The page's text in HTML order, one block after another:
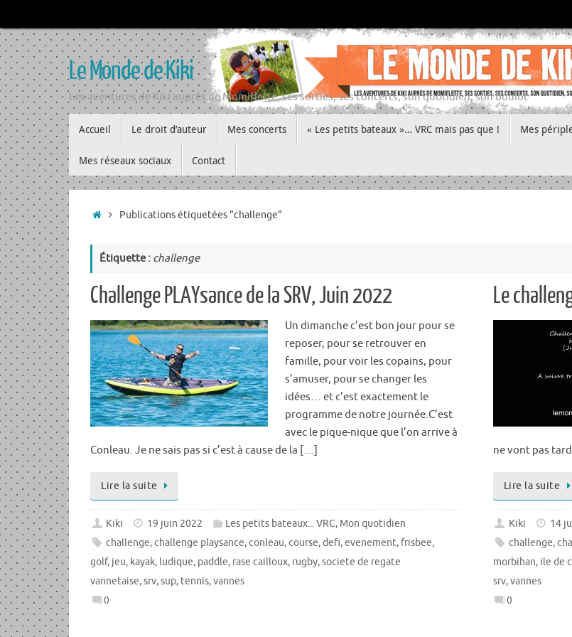
au
contenu
Le Monde de Kiki
Les aventures de Kiki auprès de Momiflette, ses sorties, ses concerts, son quotidien, son boulot
au
contenu
Accueil Le droit d’auteur Mes concerts « Les petits bateaux »… VRC mais pas que ! Mes
Mes réseaux sociaux Contact
Accueil
Publications étiquetées "challenge"
Étiquette : challenge
Challenge PLAYsance de la SRV, Juin 2022
Un dimanche c’est bon jour pour se
reposer, pour se retrouver en
famille, pour voir les copains, pour
s’amuser, pour se changer les
idées… et c’est exactement le
programme de notre journée.C’est
avec le pique-nique que l’on arrive à
Conleau. Je ne sais pas si c’est à cause de la […]
Lire la suite
Kiki 19 juin 2022 Les petits bateaux... VRC, Mon quotidien
challenge,challenge playsance,conleau,course,defi,evenement, frisbee,
golf, jeu, kayak, ludique, paddle, rase cailloux, rugby,societe de regate
vannetaise,srv,sup, tennis,vannes
0
Le
ne vont pas
Lire la suite
Kiki 14
challenge,
morbihan, ile de
srv,vannes
0